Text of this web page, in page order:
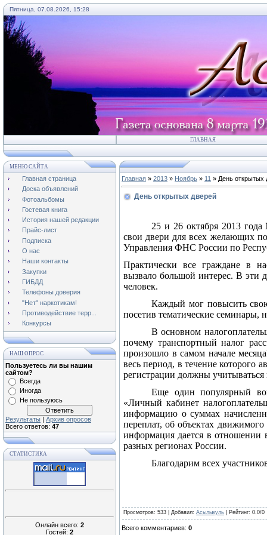
Пятница, 07.08.2026, 15:28
ГЛАВНАЯ
МЕНЮ САЙТА
Главная страница
Доска объявлений
Фотоальбомы
Гостевая книга
История нашей редакции
Прайс-лист
Подписка
О нас
Наши контакты
Закупки
ГИБДД
Телефоны доверия
"Нет" наркотикам!
Противодействие терр...
Конкурсы
НАШ ОПРОС
Пользуетесь ли вы нашим
сайтом?
Всегда
Иногда
Не пользуюсь
Результаты | Архив опросов
Всего ответов: 47
СТАТИСТИКА
Онлайн всего: 2
Гостей: 2
Главная » 2013 » Ноябрь » 11 » День открытых
День открытых дверей
25 и 26 октября 2013
свои двери для всех желающих
Управления ФНС России по
Практически все граждане в
вызвало большой интерес. В
человек.
Каждый мог повысить
посетив тематические семинары,
В основном
почему транспортный налог
произошло в самом начале
весь период, в течение которого
регистрации должны
Еще один популярный
«Личный кабинет
информацию о суммах
переплат, об объектах
информация дается в отношении
разных регионах России.
Благодарим всех
Просмотров: 533 | Добавил: Асылыкуль Рейтинг: 0.0/0
Всего комментариев: 0